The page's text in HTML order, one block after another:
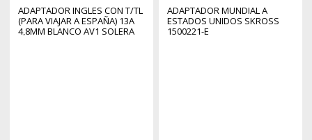
ADAPTADOR INGLES CON T/TL
(PARA VIAJAR A ESPAÑA) 13A
4,8MM BLANCO AV1 SOLERA
ADAPTADOR MUNDIAL A
ESTADOS UNIDOS SKROSS
1500221-E